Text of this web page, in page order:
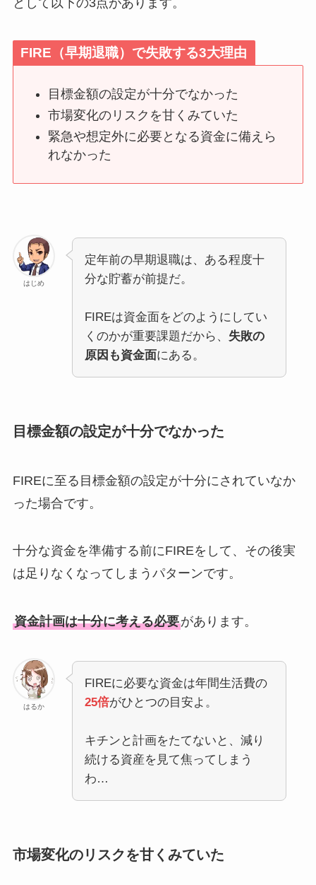
として以下の3点があります。
FIRE（早期退職）で失敗する3大理由
目標金額の設定が十分でなかった
市場変化のリスクを甘くみていた
緊急や想定外に必要となる資金に備えら
れなかった
はじめ
定年前の早期退職は、ある程度十
分な貯蓄が前提だ。
FIREは資金面をどのようにしてい
くのかが重要課題だから、 失敗の
原因も資金面にある。
目標金額の設定が十分でなかった
FIREに至る目標金額の設定が十分にされていなか
った場合です。
十分な資金を準備する前にFIREをして、その後実
は足りなくなってしまうパターンです。
資金計画は十分に考える必要があります。
はるか
FIREに必要な資金は年間生活費の
25倍がひとつの目安よ。
キチンと計画をたてないと、減り
続ける資産を見て焦ってしまう
わ…
市場変化のリスクを甘くみていた